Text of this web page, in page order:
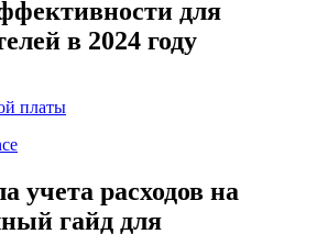
для
в 2024 году
платы
учета расходов на
гайд для